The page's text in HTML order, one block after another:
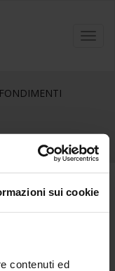
sui cookie
contenuti ed